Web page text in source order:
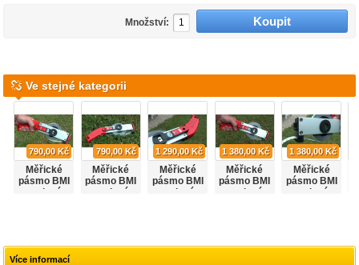
Množství:
Ve stejné kategorii
790,00 Kč
Měřické
pásmo BMI
ocelové
790,00 Kč
Měřické
pásmo BMI
ocelové
1 290,00 Kč
Měřické
pásmo BMI
ocelové,
1 380,00 Kč
Měřické
pásmo BMI
ocelové
1 380,00 Kč
Měřické
pásmo BMI
ocelové,
Více informací